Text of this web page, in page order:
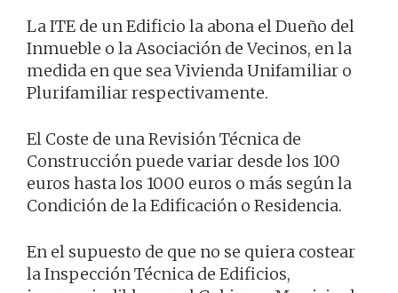
La ITE de un Edificio la abona el Dueño del
Inmueble o la Asociación de Vecinos, en la
medida en que sea Vivienda Unifamiliar o
Plurifamiliar respectivamente.
El Coste de una Revisión Técnica de
Construcción puede variar desde los 100
euros hasta los 1000 euros o más según la
Condición de la Edificación o Residencia.
En el supuesto de que no se quiera costear
la Inspección Técnica de Edificios,